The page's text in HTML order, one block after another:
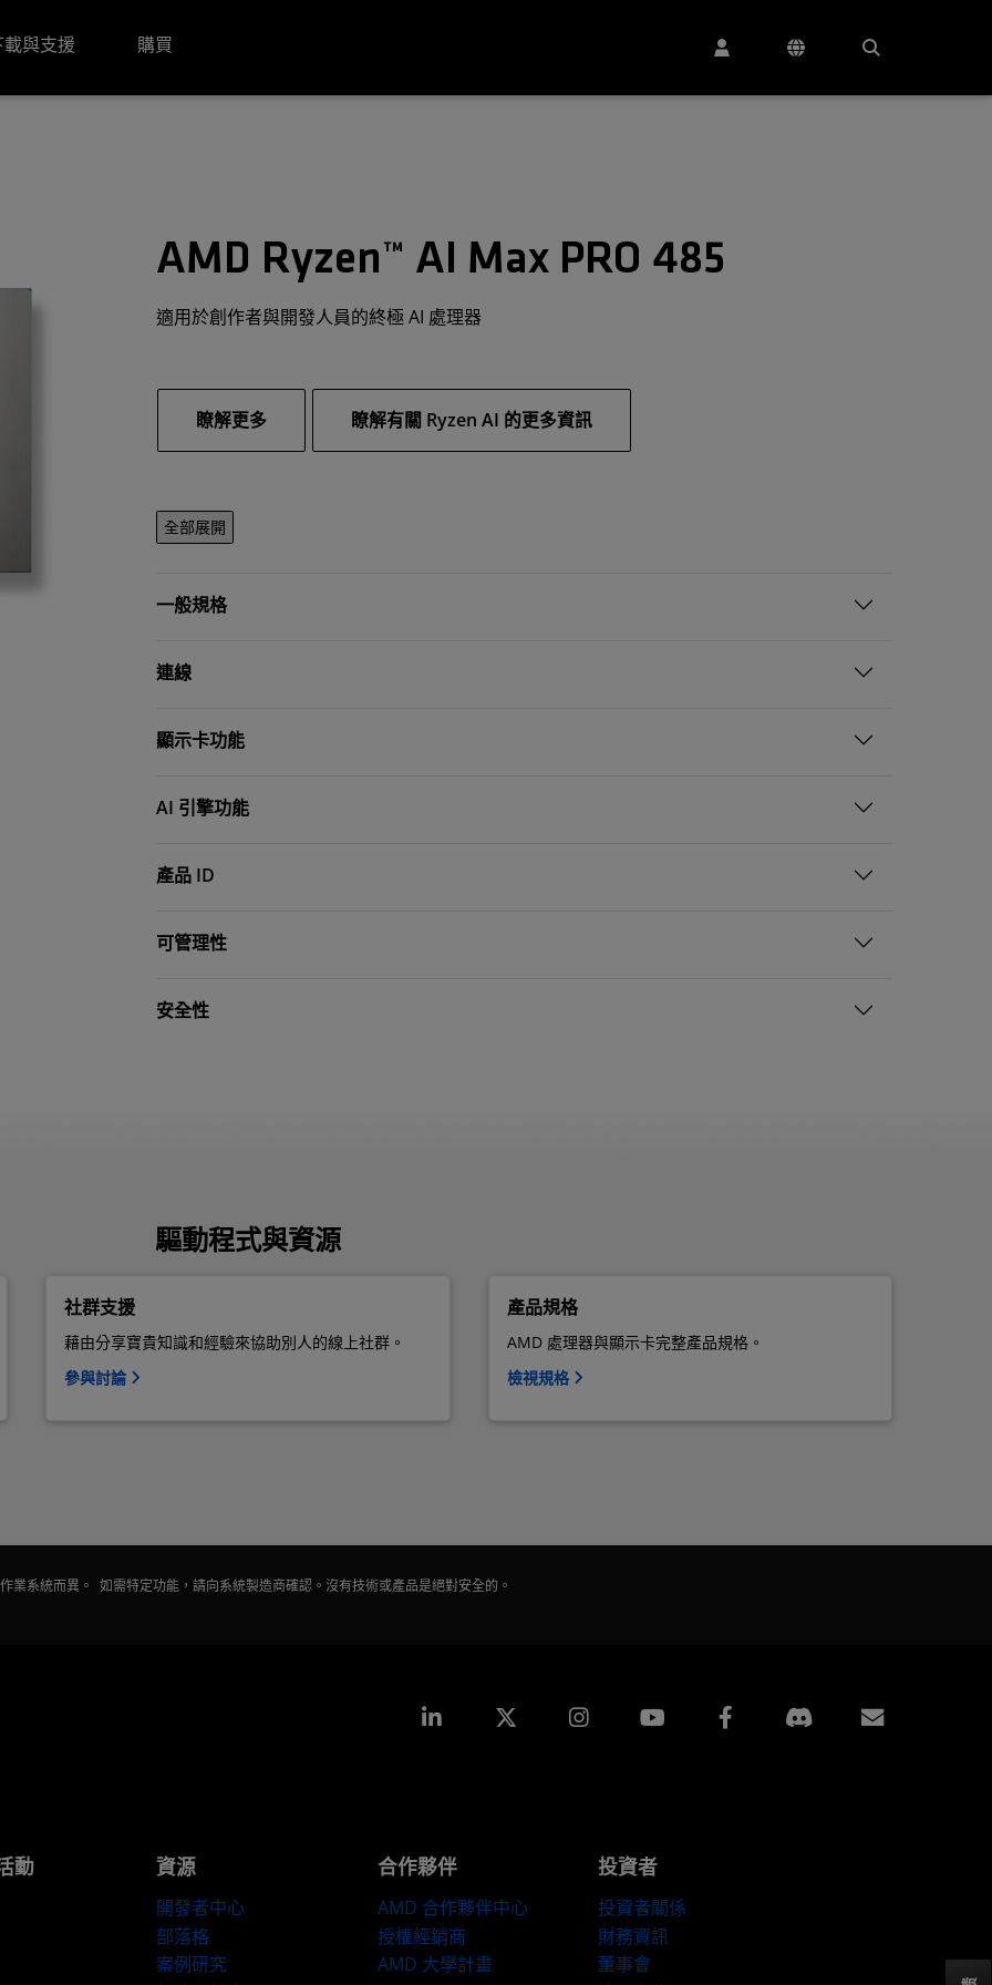
載與支援 購買
AMD Ryzen™ AI Max PRO 485
適用於創作者與開發人員的終極 AI 處理器
瞭解更多 瞭解有關 Ryzen AI 的更多資訊
全部展開
一般規格
連線
顯示卡功能
AI 引擎功能
產品 ID
可管理性
安全性
驅動程式與資源
社群支援
藉由分享寶貴知識和經驗來協助別人的線上社群。
參與討論
產品規格
AMD 處理器與顯示卡完整產品規格。
檢視規格
系統而異。 如需特定功能，請向系統製造商確認。沒有技術或產品是絕對安全的。
Linkedin Instagram Facebook
動 資源
開發者中心
部落格
案例研究
合作夥伴
AMD 合作夥伴中心
授權經銷商
AMD 大學計畫
投資者
投資者關係
財務資訊
董事會